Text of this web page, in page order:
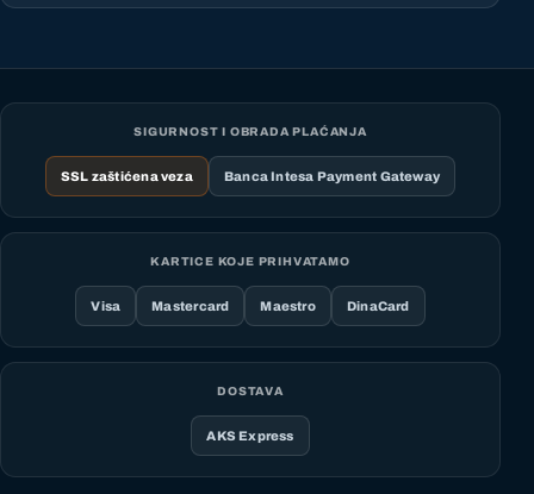
SIGURNOST I OBRADA PLAĆANJA
SSL zaštićena veza Banca Intesa Payment Gateway
KARTICE KOJE PRIHVATAMO
Visa Mastercard Maestro DinaCard
DOSTAVA
AKS Express